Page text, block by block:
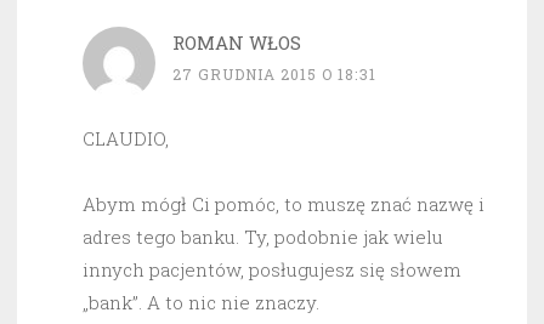
ROMAN WŁOS
27 GRUDNIA 2015 O 18:31
CLAUDIO,
Abym mógł Ci pomóc, to muszę znać nazwę i
adres tego banku. Ty, podobnie jak wielu
innych pacjentów, posługujesz się słowem
„bank”. A to nic nie znaczy.